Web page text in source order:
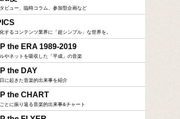
ビュー、臨時コラム、参加型企画など
するコンテンツ業界に「超シンプル」な世界を。
the ERA 1989-2019
やネットを吸収した「平成」の音楽
the DAY
に起きた音楽的出来事を紹介
the CHART
とに振り返る音楽的出来事&チャート